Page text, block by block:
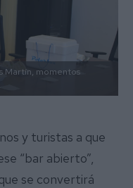
Martín, momentos
y turistas a que
“bar abierto”,
se convertirá